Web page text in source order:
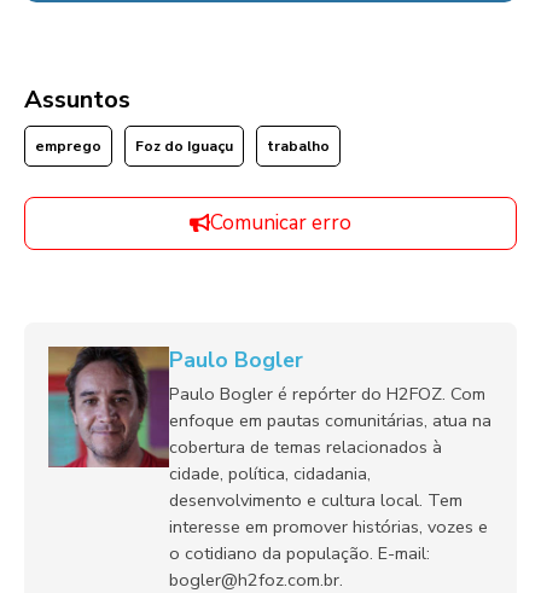
Assuntos
emprego Foz do Iguaçu trabalho
Comunicar erro
Paulo Bogler
Paulo Bogler é repórter do H2FOZ. Com
enfoque em pautas comunitárias, atua na
cobertura de temas relacionados à
cidade, política, cidadania,
desenvolvimento e cultura local. Tem
interesse em promover histórias, vozes e
o cotidiano da população. E-mail:
bogler@h2foz.com.br.